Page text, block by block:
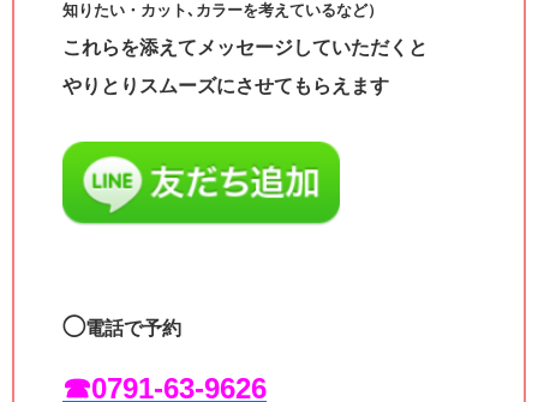
知りたい・カット､カラーを考えているなど）
これらを添えてメッセージしていただくと
やりとりスムーズにさせてもらえます
◯電話で予約
☎︎0791-63-9626